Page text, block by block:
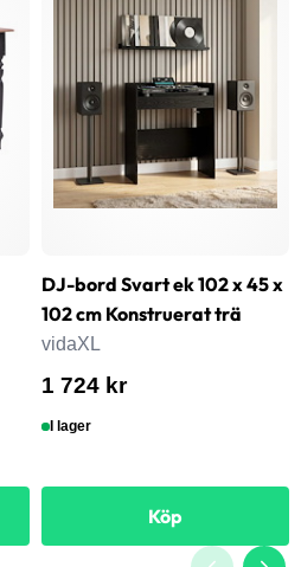
DJ-bord Svart ek 102 x 45 x
102 cm Konstruerat trä
vidaXL
1 724 kr
I lager
Köp